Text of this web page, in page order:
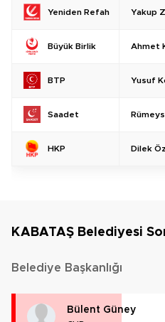
Yeniden Refah Yakup
Büyük Birlik Ahmet
BTP Yusuf
Saadet
HKP Dilek
KABATAŞ Belediyesi
Belediye Başkanlığı
Bülent Güney